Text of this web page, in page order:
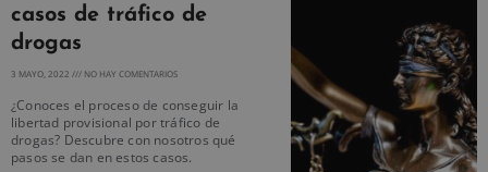
casos de tráfico de
drogas
3 MAYO, 2022 NO HAY COMENTARIOS
¿Conoces el proceso de conseguir la
libertad provisional por tráfico de
drogas? Descubre con nosotros qué
pasos se dan en estos casos.